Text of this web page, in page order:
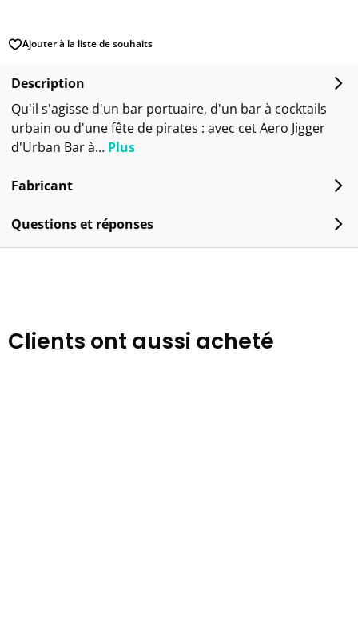
Ajouter à la liste de souhaits
Description
Qu'il s'agisse d'un bar portuaire, d'un bar à cocktails
urbain ou d'une fête de pirates : avec cet Aero Jigger
d'Urban Bar à… Plus
Fabricant
Questions et réponses
Clients ont aussi acheté